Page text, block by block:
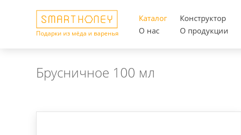
Подарки из мёда и варенья
Каталог Конструктор
О нас
О продукции
Брусничное 100 мл